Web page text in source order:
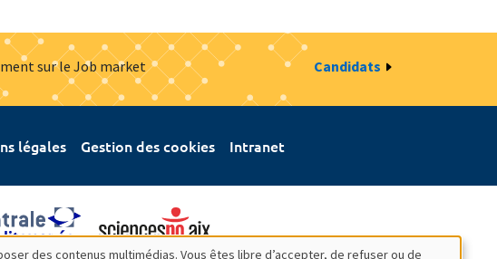
sur le Job market Candidats
légales Gestion des cookies Intranet
des contenus multimédias. Vous êtes libre d’accepter, de refuser ou de